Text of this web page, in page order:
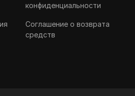
конфиденциальности
Соглашение о возврата
средств